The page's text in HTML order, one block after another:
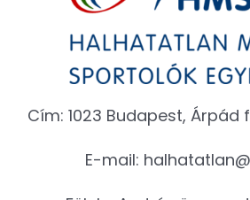
Cím: 1023 Budapest, Árpád
E-mail: